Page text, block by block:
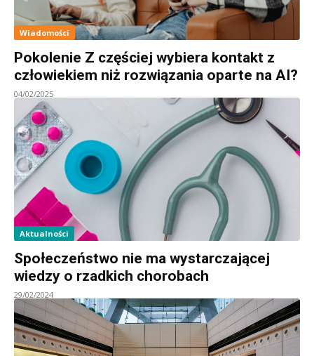
Wiadomości
Pokolenie Z częściej wybiera kontakt z
człowiekiem niż rozwiązania oparte na AI?
04/02/2025
Aktualności
Społeczeństwo nie ma wystarczającej
wiedzy o rzadkich chorobach
29/02/2024